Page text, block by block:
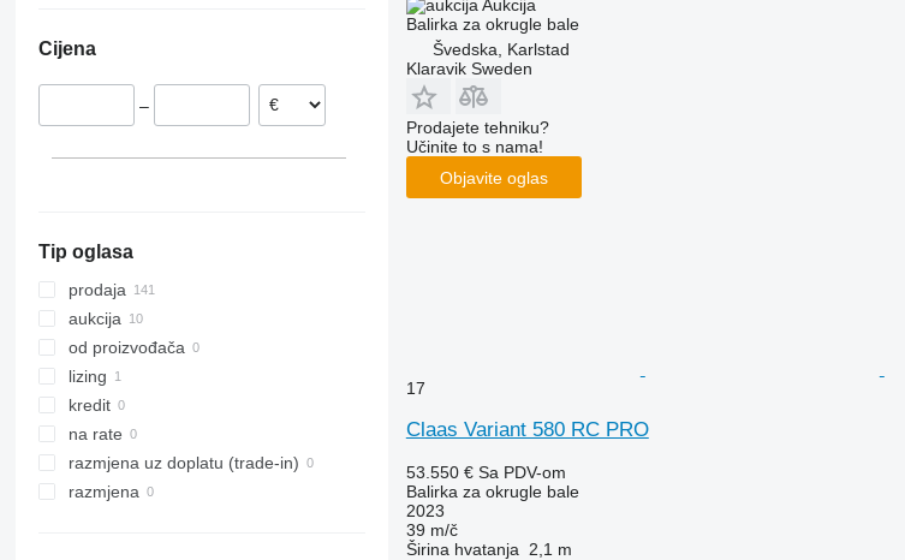
Mađarska
Austrija
Cijena
–
Tip oglasa
prodaja
aukcija
od proizvođača
lizing
kredit
na rate
razmjena uz doplatu (trade-in)
razmjena
Aukcija
Balirka za okrugle bale
Švedska, Karlstad
Klaravik Sweden
Prodajete tehniku?
Učinite to s nama!
Objavite oglas
17
Claas Variant 580 RC PRO
53.550 € Sa PDV-om
Balirka za okrugle bale
2023
39 m/č
Širina hvatanja
2,1 m